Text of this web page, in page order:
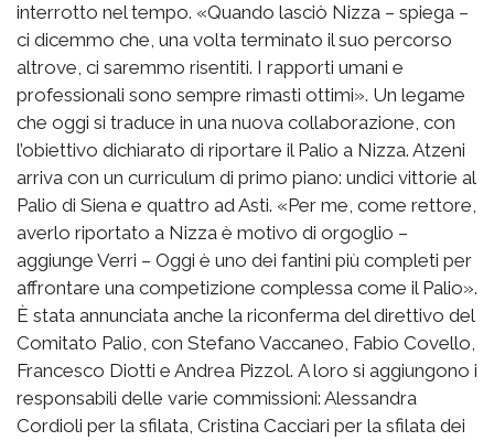
interrotto nel tempo. «Quando lasciò Nizza – spiega –
ci dicemmo che, una volta terminato il suo percorso
altrove, ci saremmo risentiti. I rapporti umani e
professionali sono sempre rimasti ottimi». Un legame
che oggi si traduce in una nuova collaborazione, con
l’obiettivo dichiarato di riportare il Palio a Nizza. Atzeni
arriva con un curriculum di primo piano: undici vittorie al
Palio di Siena e quattro ad Asti. «Per me, come rettore,
averlo riportato a Nizza è motivo di orgoglio –
aggiunge Verri – Oggi è uno dei fantini più completi per
affrontare una competizione complessa come il Palio».
È stata annunciata anche la riconferma del direttivo del
Comitato Palio, con Stefano Vaccaneo, Fabio Covello,
Francesco Diotti e Andrea Pizzol. A loro si aggiungono i
responsabili delle varie commissioni: Alessandra
Cordioli per la sfilata, Cristina Cacciari per la sfilata dei